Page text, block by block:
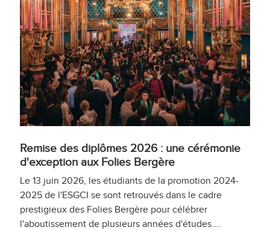
Remise des diplômes 2026 : une cérémonie
d'exception aux Folies Bergère
Le 13 juin 2026, les étudiants de la promotion 2024-
2025 de l'ESGCI se sont retrouvés dans le cadre
prestigieux des Folies Bergère pour célébrer
l'aboutissement de plusieurs années d'études....